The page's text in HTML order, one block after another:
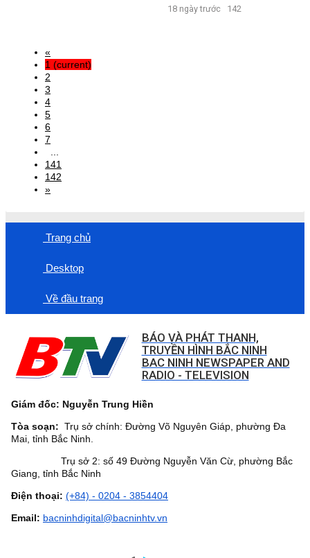
18 ngày trước 142
«
1 (current)
2
3
4
5
6
7
141
142
»
Trang chủ
Desktop
Về đầu trang
BÁO VÀ PHÁT THANH,
TRUYỀN HÌNH BẮC NINH
BAC NINH NEWSPAPER AND
RADIO - TELEVISION
Giám đốc: Nguyễn Trung Hiền
Tòa soạn: Trụ sở chính: Đường Võ Nguyên Giáp, phường Đa
Mai, tỉnh Bắc Ninh.
Trụ sở 2: số 49 Đường Nguyễn Văn Cừ, phường Bắc
Giang, tỉnh Bắc Ninh
Điện thoại: (+84) - 0204 - 3854404
Email: bacninhdigital@bacninhtv.vn